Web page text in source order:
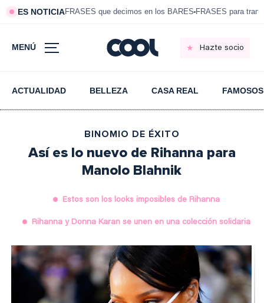
ES NOTICIAFRASES que decimos en los BARES FRASES para
MENÚ Hazte socio
ACTUALIDAD BELLEZA CASA REAL FAMOSOS
BINOMIO DE ÉXITO
Así es lo nuevo de Rihanna para
Manolo Blahnik
Estos son los looks imposibles de Rihanna
Rihanna y Donna Karan se unen en una colección solidaria